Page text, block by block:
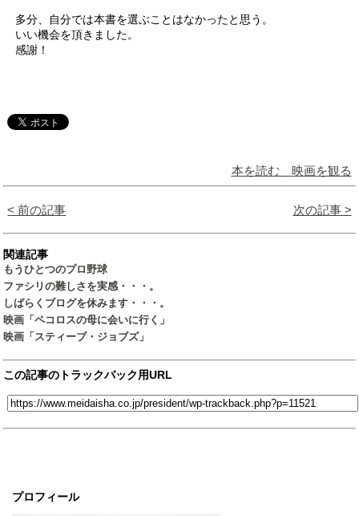
プロフィール
多分、自分では本書を選ぶことはなかったと思う。
いい機会を頂きました。
感謝！
本を読む 映画を観る
< 前の記事 次の記事 >
関連記事
もうひとつのプロ野球
ファシリの難しさを実感・・・。
しばらくブログを休みます・・・。
映画「ペコロスの母に会いに行く」
映画「スティーブ・ジョブズ」
この記事のトラックバック用URL